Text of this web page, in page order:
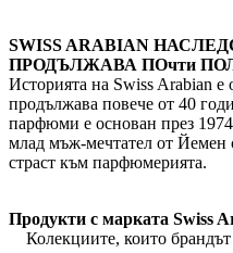
SWISS ARABIAN
ПРОДЪЛЖАВА ПОчти
Историята на Swiss Arabian е
продължава повече от 40
парфюми е основан през
млад мъж-мечтател от Йемен
страст към парфюмерията.
Продукти с марката Swiss
Колекциите, които брандът